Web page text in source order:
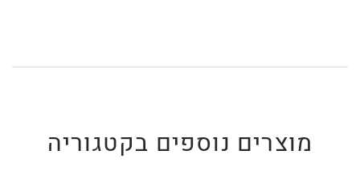
מוצרים נוספים בקטגוריה